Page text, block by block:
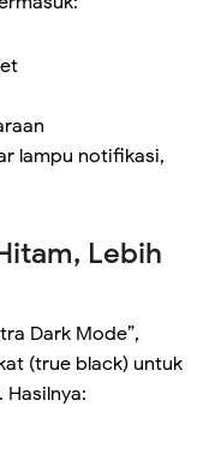
lampu notifikasi,
Lebih
Dark Mode”,
(true black) untuk
Hasilnya: